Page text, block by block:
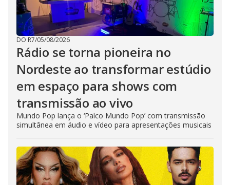
DO R7/05/08/2026
Rádio se torna pioneira no
Nordeste ao transformar estúdio
em espaço para shows com
transmissão ao vivo
Mundo Pop lança o ‘Palco Mundo Pop’ com transmissão
simultânea em áudio e vídeo para apresentações musicais